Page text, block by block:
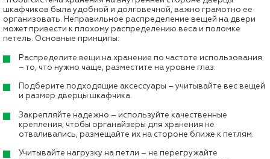
шкафчиков была удобной и долговечной, важно грамотно ее
организовать. Неправильное распределение вещей на двери
может привести к плохому распределению веса и поломке
петель. Основные принципы:
Распределите вещи на хранение по частоте использования
– то, что нужно чаще, разместите на уровне глаз.
Подберите подходящие аксессуары – учитывайте вес вещей
и размер дверцы шкафчика.
Закрепляйте надежно – используйте качественные
крепления, чтобы органайзеры для хранения не
отваливались, размещайте их на стороне ближе к петлям.
Учитывайте нагрузку на петли – не перегружайте